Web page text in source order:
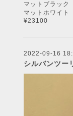
マットブラッ
マットホワイ
¥23100
2022-09-16
シルバンツー